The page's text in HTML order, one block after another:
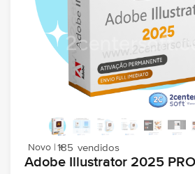
Novo | +185 vendidos
Adobe Illustrator 2025